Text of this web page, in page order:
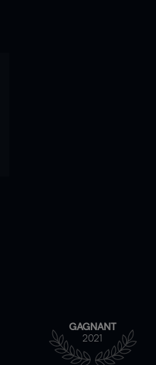
GAGNANT
2021